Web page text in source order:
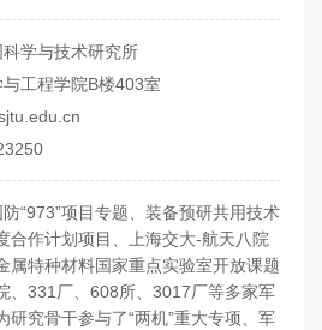
学与技术研究所
工程学院B楼403室
“973”项目专题、装备预研共用技术
合作计划项目、上海交大-航天八院
属特种材料国家重点实验室开放课题
、331厂、608所、3017厂等多家军
研究骨干参与了“两机”重大专项、军